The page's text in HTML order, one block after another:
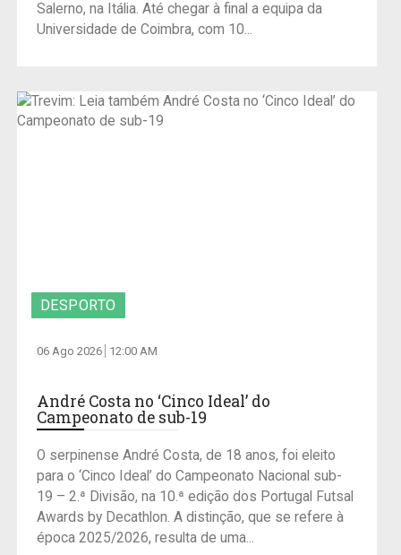
Salerno, na Itália. Até chegar à final a equipa da
Universidade de Coimbra, com 10...
DESPORTO
06 Ago 2026 12:00 AM
André Costa no ‘Cinco Ideal’ do
Campeonato de sub-19
O serpinense André Costa, de 18 anos, foi eleito
para o ‘Cinco Ideal’ do Campeonato Nacional sub-
19 – 2.ª Divisão, na 10.ª edição dos Portugal Futsal
Awards by Decathlon. A distinção, que se refere à
época 2025/2026, resulta de uma...